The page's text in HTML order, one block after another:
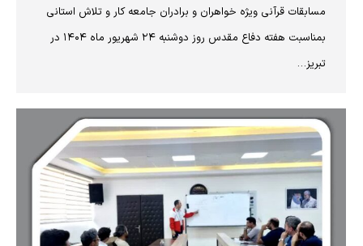
مسابقات قرآنی ویژه خواهران و برادران جامعه کار و تلاش استانی
بمناسبت هفته دفاع مقدس روز دوشنبه ۲۴ شهریور ماه ۱۴۰۴ در
تبریز…